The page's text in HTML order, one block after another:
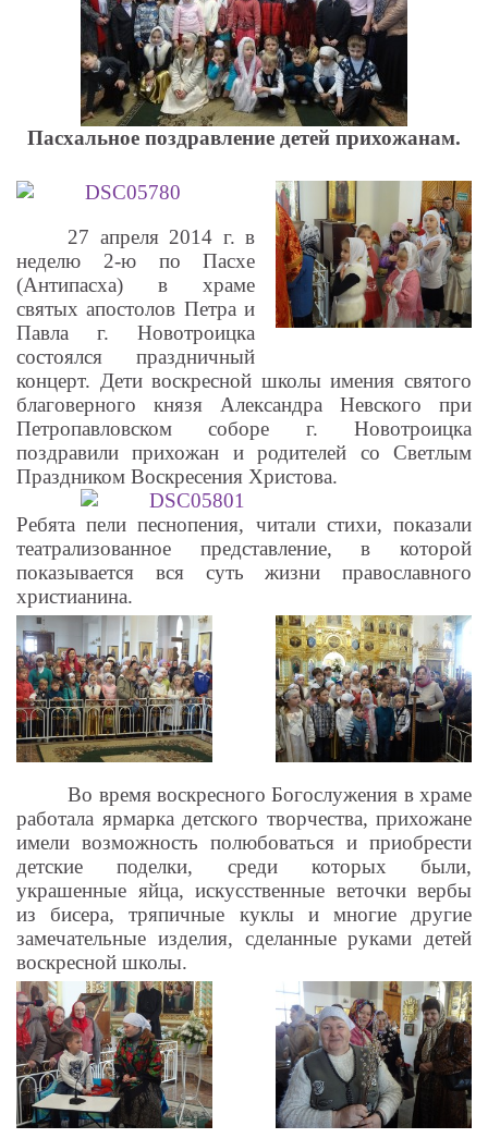
Пасхальное поздравление детей прихожанам.
27 апреля 2014 г. в
неделю 2-ю по Пасхе
(Антипасха) в храме
святых апостолов Петра и
Павла г. Новотроицка
состоялся праздничный
концерт. Дети воскресной школы имения святого
благоверного князя Александра Невского при
Петропавловском соборе г. Новотроицка
поздравили прихожан и родителей со Светлым
Праздником Воскресения Христова.
Ребята пели песнопения, читали стихи, показали
театрализованное представление, в которой
показывается вся суть жизни православного
христианина.
Во время воскресного Богослужения в храме
работала ярмарка детского творчества, прихожане
имели возможность полюбоваться и приобрести
детские поделки, среди которых были,
украшенные яйца, искусственные веточки вербы
из бисера, тряпичные куклы и многие другие
замечательные изделия, сделанные руками детей
воскресной школы.